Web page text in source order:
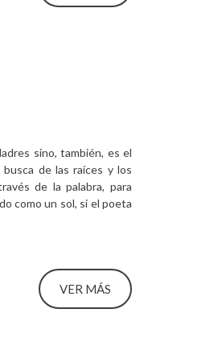
sino, también, es el
de las raíces y los
de la palabra, para
como un sol, si el poeta
VER MÁS